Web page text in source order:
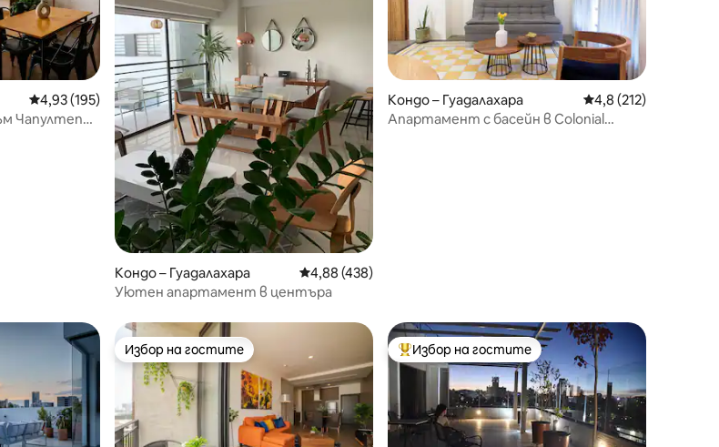
Средна оценка: 4,93 от 5, 195 отзива
4,93 (195)
Чапултепек
Кондо – Гуадалахара Средна оценка: 4,88 от 5, 438 отзива
4,88 (438)
Уютен апартамент в центъра
Кондо – Гуадалахара Средна оценка: 4,8
4,8 (212)
Апартамент с басейн в Colonial
Избор на гостите
Избор на гостите Най-популярен избор на гостите
Избор на гостите